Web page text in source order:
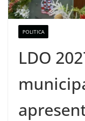
POLITICA
LDO